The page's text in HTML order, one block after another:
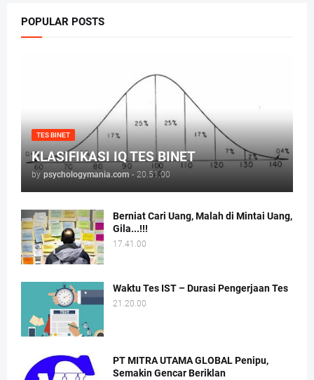
POPULAR POSTS
TES BINET
KLASIFIKASI IQ TES BINET
by psychologymania.com - 20.51.00
Berniat Cari Uang, Malah di Mintai Uang,
Gila...!!!
17.41.00
Waktu Tes IST – Durasi Pengerjaan Tes
21.20.00
PT MITRA UTAMA GLOBAL Penipu,
Semakin Gencar Beriklan